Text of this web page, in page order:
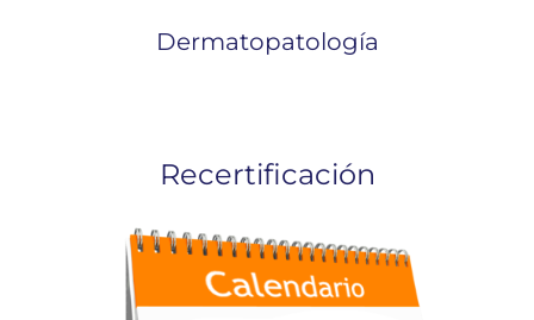
Dermatopatología
Recertificación